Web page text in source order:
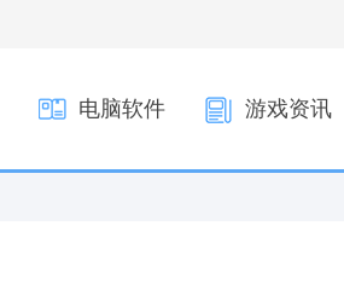
电脑软件 游戏资讯